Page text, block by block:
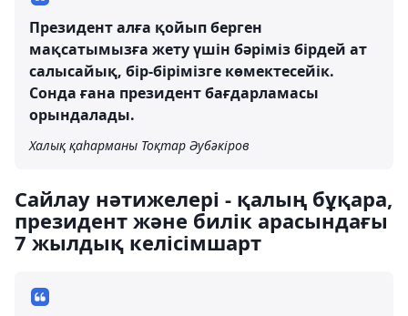
Президент алға қойып берген
мақсатымызға жету үшін бәріміз бірдей ат
салысайық, бір-бірімізге көмектесейік.
Сонда ғана президент бағдарламасы
орындалады.
Халық қаһарманы Тоқтар Әубәкіров
Сайлау нәтижелері - қалың бұқара,
президент және билік арасындағы
7 жылдық келісімшарт